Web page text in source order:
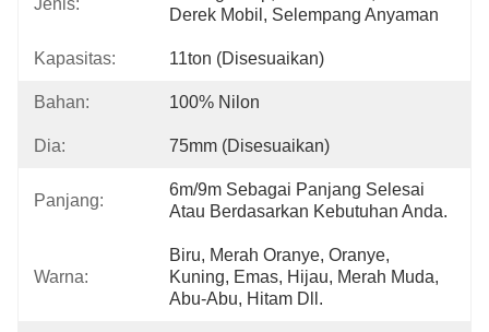
Jenis:
Derek Mobil, Selempang Anyaman
Kapasitas: 11ton (Disesuaikan)
Bahan: 100% Nilon
Dia: 75mm (Disesuaikan)
Panjang:
6m/9m Sebagai Panjang Selesai
Atau Berdasarkan Kebutuhan Anda.
Warna:
Biru, Merah Oranye, Oranye,
Kuning, Emas, Hijau, Merah Muda,
Abu-Abu, Hitam Dll.